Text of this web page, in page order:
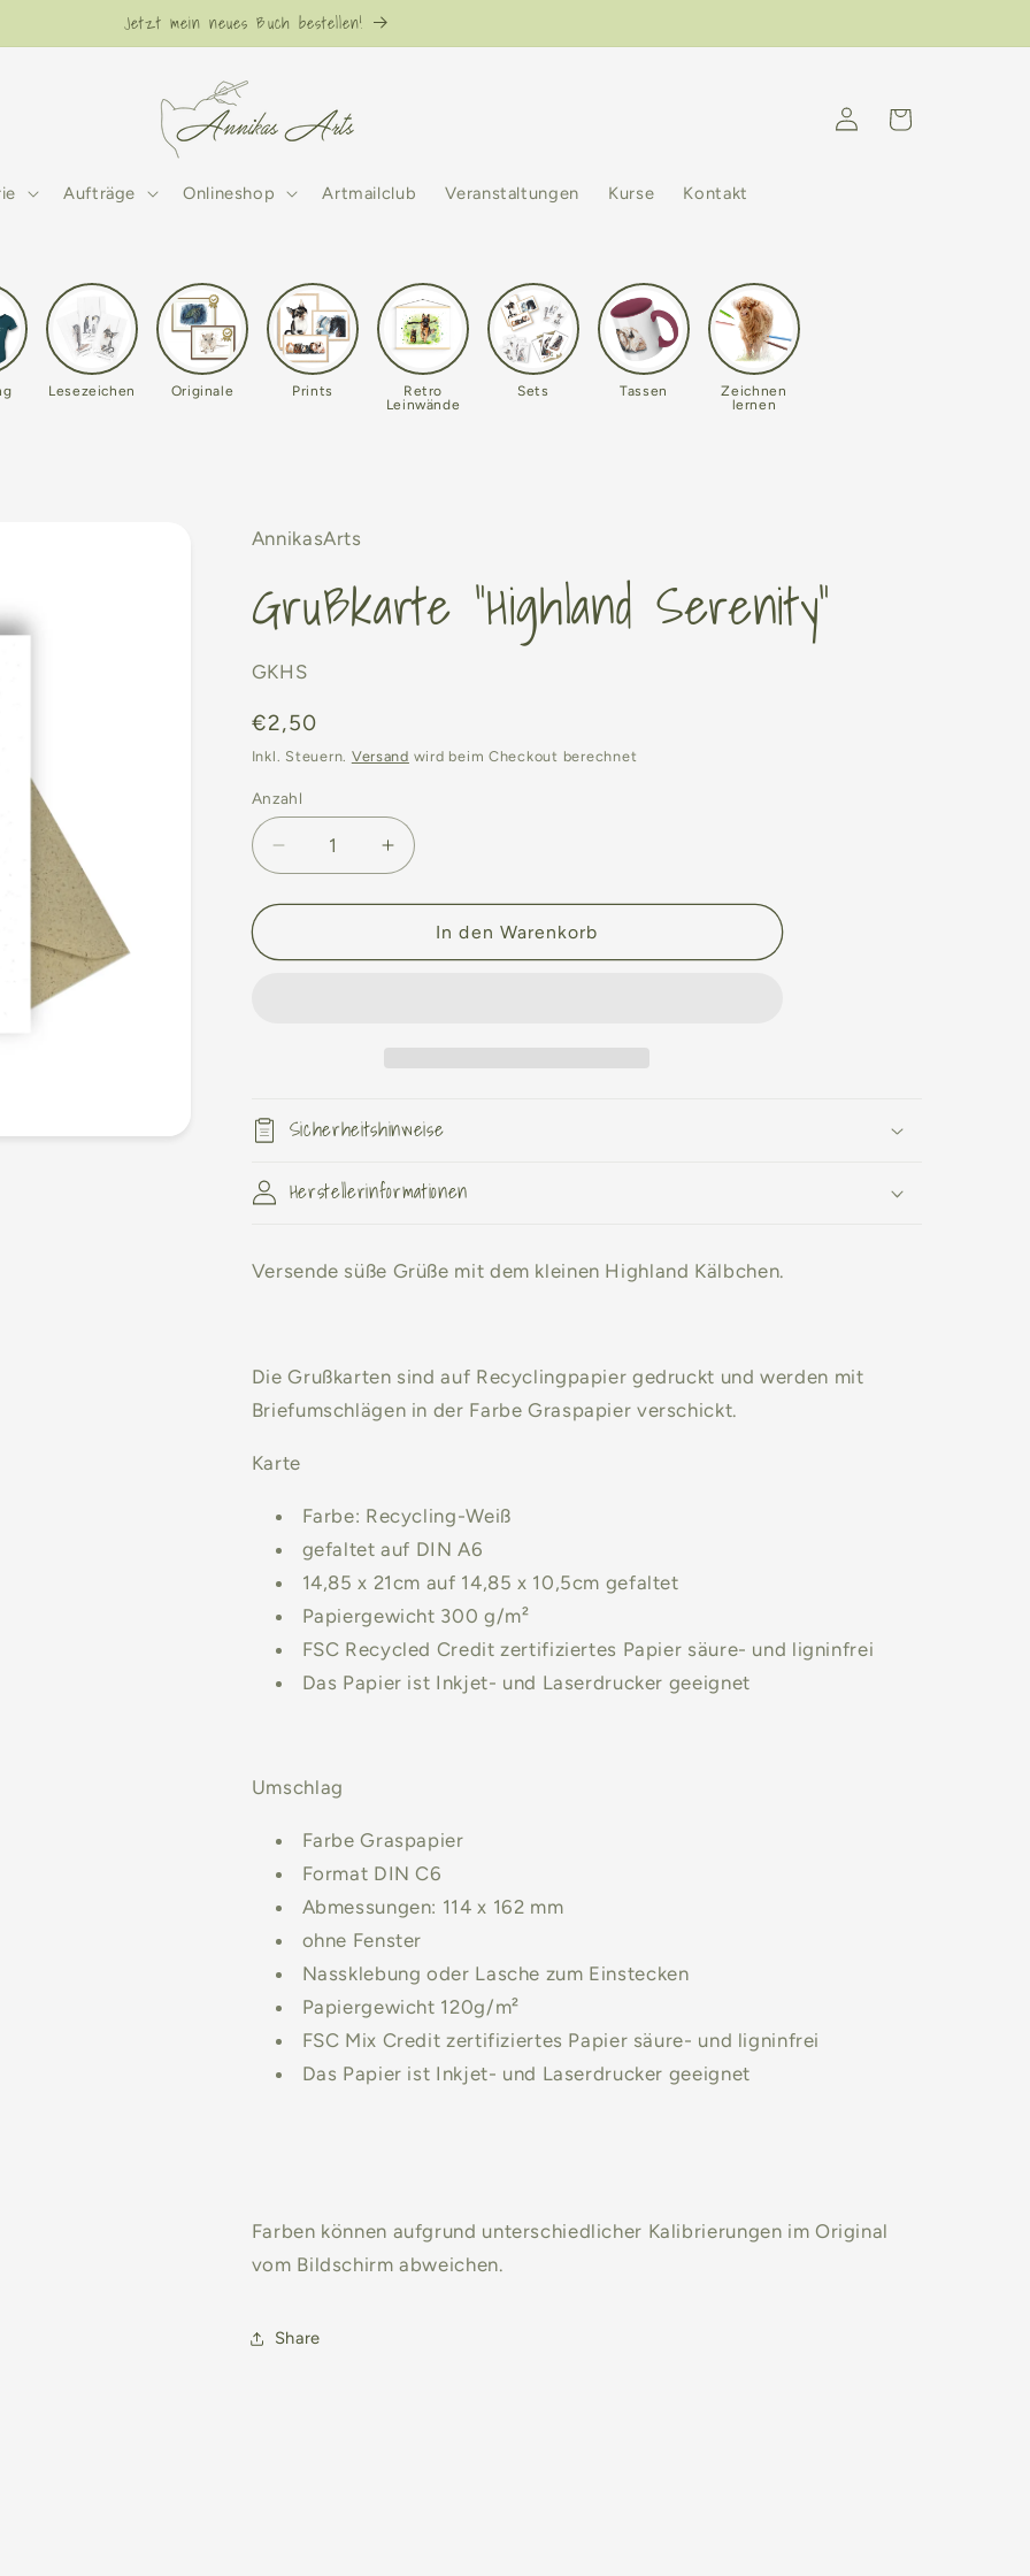
Jetzt mein neues Buch bestellen!
Aufträge Onlineshop Artmailclub Veranstaltungen Kurse Kontakt
EinloggenWarenkorb
Lesezeichen Originale Prints
Retro
Leinwände
Sets Tassen
Zeichnen
lernen
AnnikasArts
Grußkarte "Highland Serenity“
SKU:
GKHS
Normaler
Preis
€2,50
Inkl. Steuern. Versand wird beim Checkout berechnet
Anzahl
Anzahl
Verringere
die
Menge
Grußkarte
Erhöhe
die
Menge
Grußkarte
In den Warenkorb
Sicherheitshinweise
Herstellerinformationen
Versende süße Grüße mit dem kleinen Highland Kälbchen.
Die Grußkarten sind auf Recyclingpapier gedruckt und werden mit
Briefumschlägen in der Farbe Graspapier verschickt.
Karte
Farbe: Recycling-Weiß
gefaltet auf DIN A6
14,85 x 21cm auf 14,85 x 10,5cm gefaltet
Papiergewicht 300 g/m²
FSC Recycled Credit zertifiziertes Papier säure- und ligninfrei
Das Papier ist Inkjet- und Laserdrucker geeignet
Umschlag
FarbeGraspapier
Format DIN C6
Abmessungen: 114 x 162 mm
ohne Fenster
Nassklebung oder Lasche zum Einstecken
Papiergewicht 120g/m²
FSC Mix Credit zertifiziertes Papier säure- und ligninfrei
Das Papier ist Inkjet- und Laserdrucker geeignet
Farben können aufgrund unterschiedlicher Kalibrierungen im Original
vom Bildschirm abweichen.
Share